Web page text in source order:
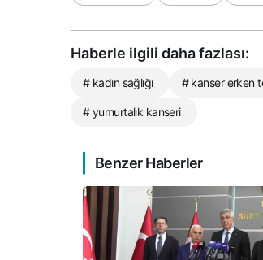
Haberle ilgili daha fazlası:
# kadın sağlığı # kanser erken
# yumurtalık kanseri
Benzer Haberler